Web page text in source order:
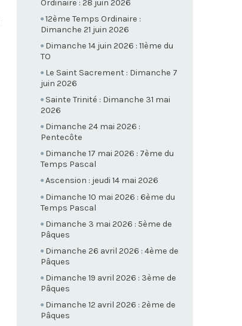
Ordinaire : 28 juin 2026
12ème Temps Ordinaire :
Dimanche 21 juin 2026
Dimanche 14 juin 2026 : 11ème du
TO
Le Saint Sacrement : Dimanche 7
juin 2026
Sainte Trinité : Dimanche 31 mai
2026
Dimanche 24 mai 2026 :
Pentecôte
Dimanche 17 mai 2026 : 7ème du
Temps Pascal
Ascension : jeudi 14 mai 2026
Dimanche 10 mai 2026 : 6ème du
Temps Pascal
Dimanche 3 mai 2026 : 5ème de
Pâques
Dimanche 26 avril 2026 : 4ème de
Pâques
Dimanche 19 avril 2026 : 3ème de
Pâques
Dimanche 12 avril 2026 : 2ème de
Pâques